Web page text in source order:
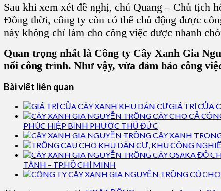
Sau khi xem xét đề nghị, chú Quang – Chủ tịch
Đồng thời, công ty còn có thể chủ động được
này không chỉ làm cho công việc được nhanh
Quan trọng nhất là Công ty Cây Xanh Gia
nổi công trình. Như vậy, vừa đảm bảo công
Bài viết liên quan
GIÁ TRỊ CỦA
PHÚC HIỆP BÌNH PHƯỚC THỦ ĐỨC
TÁNH – TP.HỒ CHÍ MINH